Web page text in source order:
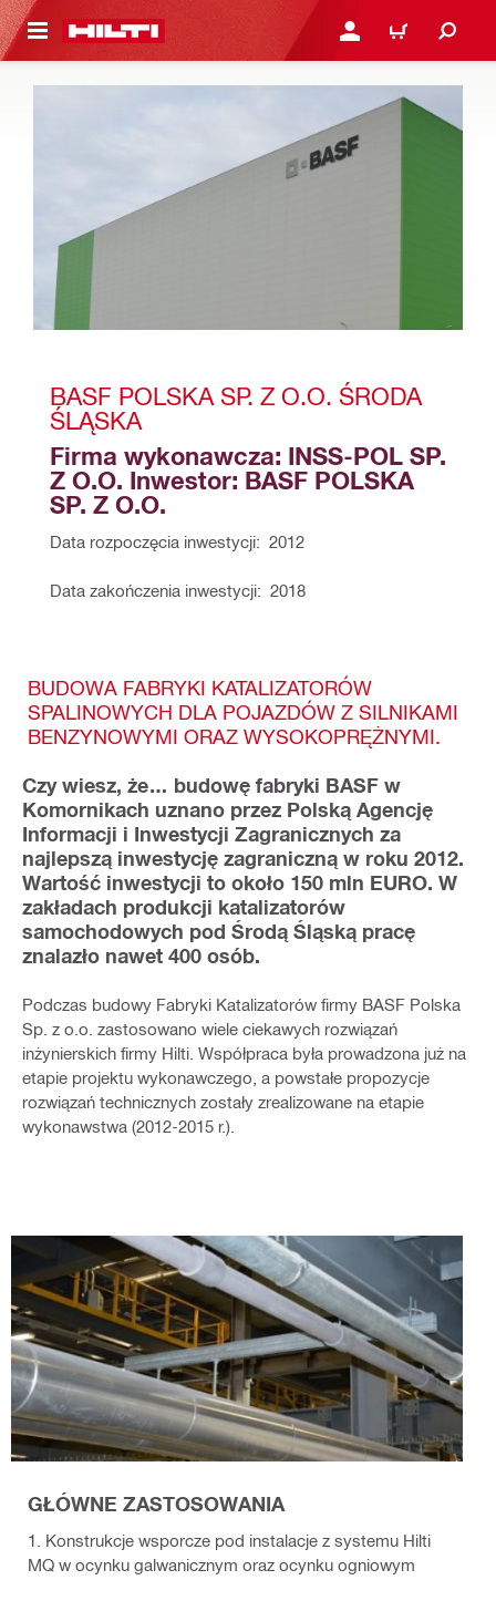
GŁÓWNEJ ZALOGUJ SIĘ LUB
KOSZYK
BASF POLSKA SP. Z O.O. ŚRODA
ŚLĄSKA
Firma wykonawcza: INSS-POL SP.
Z O.O. Inwestor: BASF POLSKA
SP. Z O.O.
Data rozpoczęcia inwestycji:  2012
Data zakończenia inwestycji:  2018
BUDOWA FABRYKI KATALIZATORÓW
SPALINOWYCH DLA POJAZDÓW Z SILNIKAMI
BENZYNOWYMI ORAZ WYSOKOPRĘŻNYMI.
Czy wiesz, że… budowę fabryki BASF w
Komornikach uznano przez Polską Agencję
Informacji i Inwestycji Zagranicznych za
najlepszą inwestycję zagraniczną w roku 2012.
Wartość inwestycji to około 150 mln EURO. W
zakładach produkcji katalizatorów
samochodowych pod Środą Śląską pracę
znalazło nawet 400 osób.
Podczas budowy Fabryki Katalizatorów firmy BASF Polska
Sp. z o.o. zastosowano wiele ciekawych rozwiązań
inżynierskich firmy Hilti. Współpraca była prowadzona już na
etapie projektu wykonawczego, a powstałe propozycje
rozwiązań technicznych zostały zrealizowane na etapie
wykonawstwa (2012-2015 r.).
GŁÓWNE ZASTOSOWANIA
1. Konstrukcje wsporcze pod instalacje z systemu Hilti
MQ w ocynku galwanicznym oraz ocynku ogniowym